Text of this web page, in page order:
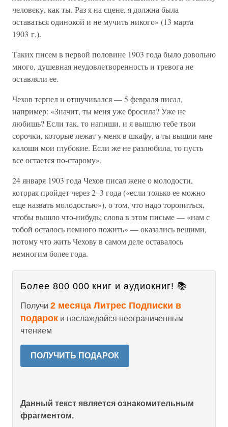
человеку, как ты. Раз я на сцене, я должна была
оставаться одинокой и не мучить никого» (13 марта
1903 г.).
Таких писем в первой половине 1903 года было довольно
много, душевная неудовлетворенность и тревога не
оставляли ее.
Чехов терпел и отшучивался — 5 февраля писал,
например: «Значит, ты меня уже бросила? Уже не
любишь? Если так, то напиши, и я вышлю тебе твои
сорочки, которые лежат у меня в шкафу, а ты вышли мне
калоши мои глубокие. Если же не разлюбила, то пусть
все остается по-старому».
24 января 1903 года Чехов писал жене о молодости,
которая пройдет через 2–3 года («если только ее можно
еще назвать молодостью»), о том, что надо торопиться,
чтобы вышло что-нибудь; слова в этом письме — «нам с
тобой осталось немного пожить» — оказались вещими,
потому что жить Чехову в самом деле оставалось
немногим более года.
Более 800 000 книг и аудиокниг! 📚
Получи 2 месяца Литрес Подписки в
подарок и наслаждайся неограниченным
чтением
ПОЛУЧИТЬ ПОДАРОК
Данный текст является ознакомительным
фрагментом.